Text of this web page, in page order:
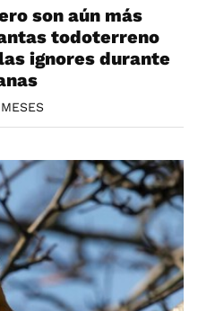
son aún más
todoterreno
ignores durante